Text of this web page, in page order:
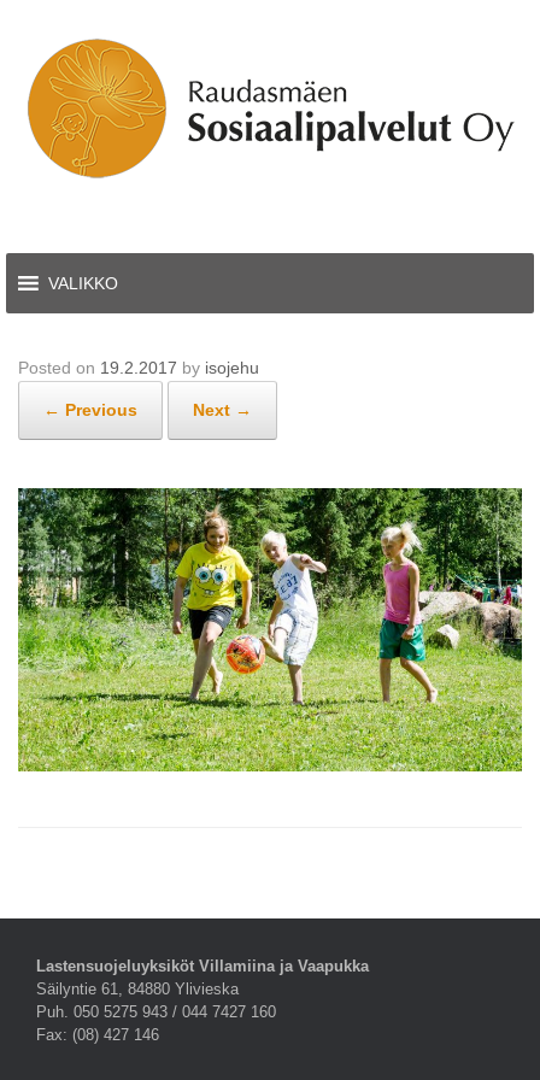
content
VALIKKO
Posted on 19.2.2017 by isojehu
← Previous Next →
Lastensuojeluyksiköt Villamiina ja Vaapukka
Säilyntie 61, 84880 Ylivieska
Puh. 050 5275 943 / 044 7427 160
Fax: (08) 427 146